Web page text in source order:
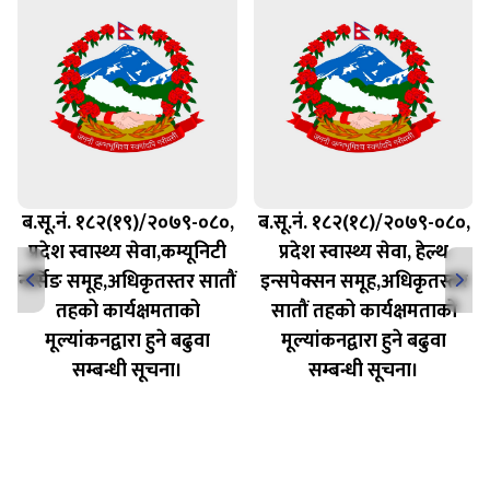
ब.सू.नं. १८२(१९)/२०७९-०८०,
प्रदेश स्वास्थ्य सेवा,कम्यूनिटी
नर्सिङ समूह,अधिकृतस्तर सातौं
तहको कार्यक्षमताको
मूल्यांकनद्वारा हुने बढुवा
सम्बन्धी सूचना।
ब.सू.नं. १८२(१८)/२०७९-०८०,
प्रदेश स्वास्थ्य सेवा, हेल्थ
इन्सपेक्सन समूह,अधिकृतस्तर
सातौं तहको कार्यक्षमताको
मूल्यांकनद्वारा हुने बढुवा
सम्बन्धी सूचना।